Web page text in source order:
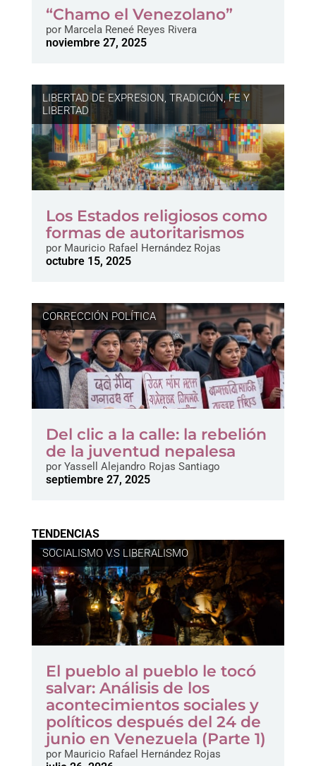
“Chamo el Venezolano”
porMarcela Reneé Reyes Rivera
noviembre 27, 2025
LIBERTAD DE EXPRESION TRADICIÓN, FE Y
LIBERTAD
Los Estados religiosos como
formas de autoritarismos
porMauricio Rafael Hernández Rojas
octubre 15, 2025
CORRECCIÓN POLÍTICA
Del clic a la calle: la rebelión
de la juventud nepalesa
porYassell Alejandro Rojas Santiago
septiembre 27, 2025
TENDENCIAS
SOCIALISMO V.S LIBERALISMO
El pueblo al pueblo le tocó
salvar: Análisis de los
acontecimientos sociales y
políticos después del 24 de
junio en Venezuela (Parte 1)
porMauricio Rafael Hernández Rojas